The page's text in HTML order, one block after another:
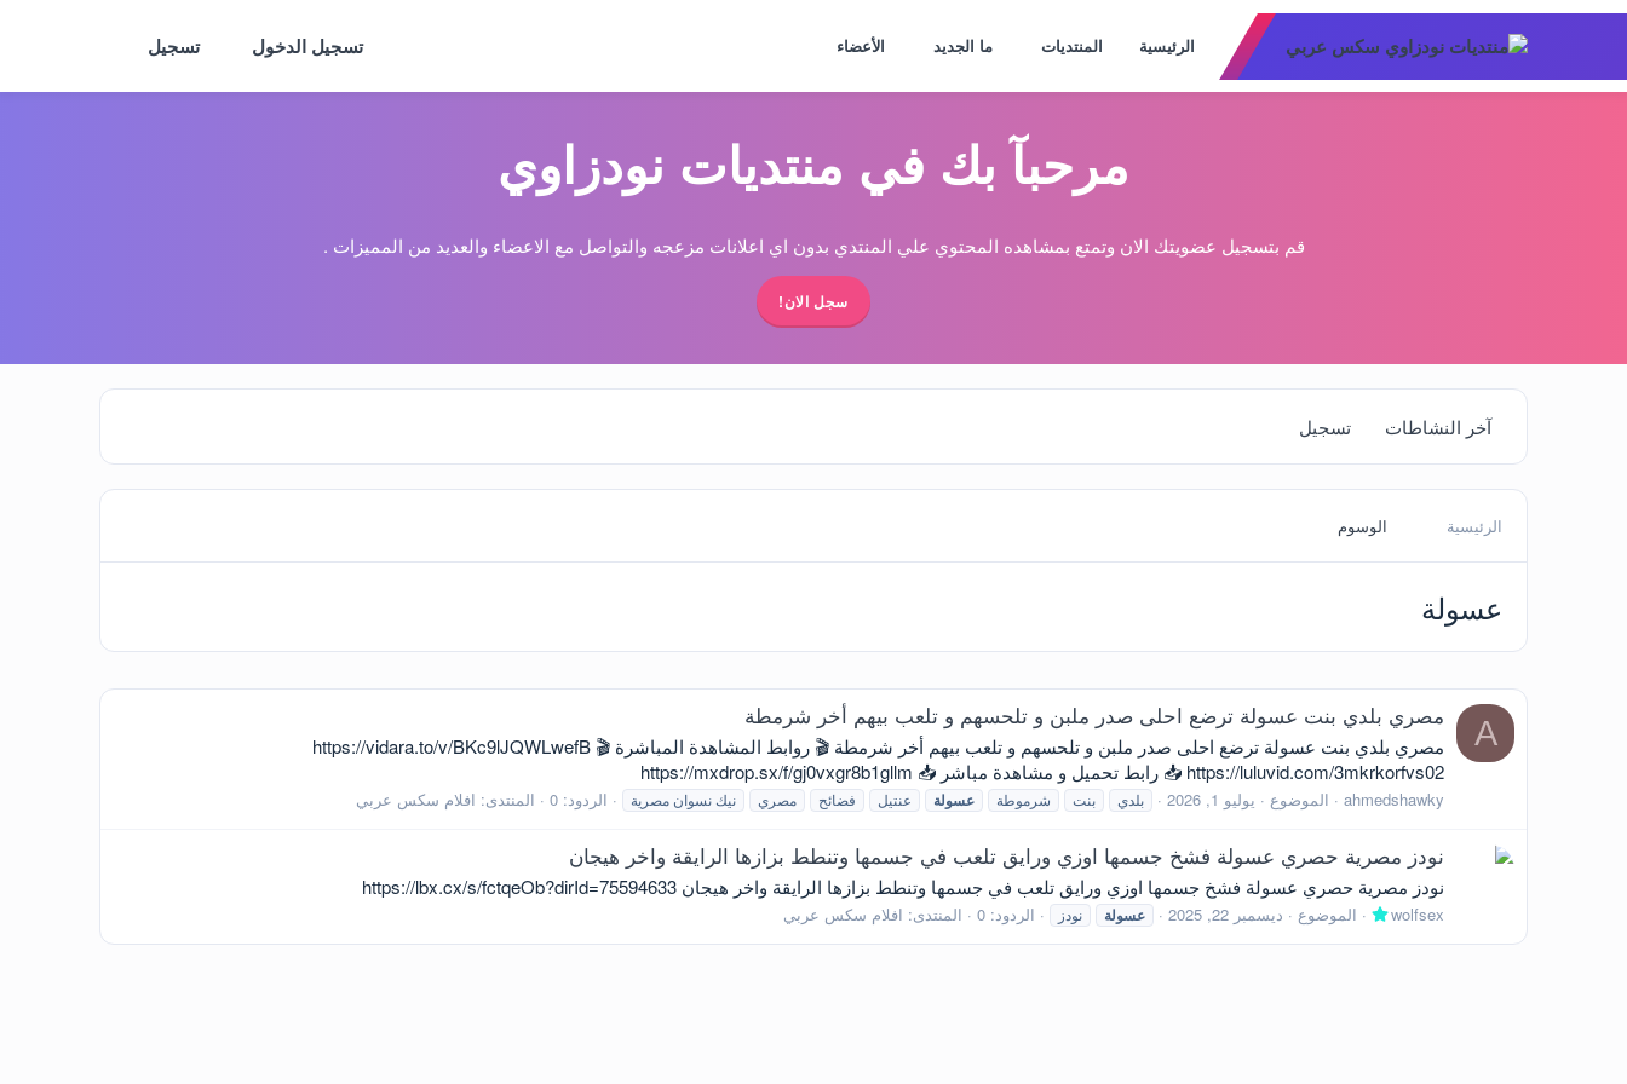
الرئيسية المنتديات ما الجديد الأعضاء تسجيل الدخول تسجيل
مرحبآ بك في منتديات نودزاوي
قم بتسجيل عضويتك الان وتمتع بمشاهده المحتوي علي المنتدي بدون اي اعلانات مزعجه والتواصل مع الاعضاء والعديد من المميزات .
سجل الان!
آخر النشاطات تسجيل
الرئيسية الوسوم
عسولة
A مصري بلدي بنت عسولة ترضع احلى صدر ملبن و تلحسهم و تلعب بيهم أخر شرمطة
مصري بلدي بنت عسولة ترضع احلى صدر ملبن و تلحسهم و تلعب بيهم أخر شرمطة 🎬 روابط المشاهدة المباشرة 🎬 https://vidara.to/v/BKc9lJQWLwefB
https://luluvid.com/3mkrkorfvs02 📥 رابط تحميل و مشاهدة مباشر 📥 https://mxdrop.sx/f/gj0vxgr8b1gllm
ahmedshawky الموضوع يوليو 1, 2026 بلدي بنت شرموطة عسولة عنتيل فضائح مصري نيك نسوان مصرية الردود: 0 المنتدى: افلام سكس عربي
نودز مصرية حصري عسولة فشخ جسمها اوزي ورايق تلعب في جسمها وتنطط بزازها الرايقة واخر هيجان
نودز مصرية حصري عسولة فشخ جسمها اوزي ورايق تلعب في جسمها وتنطط بزازها الرايقة واخر هيجان https://lbx.cx/s/fctqeOb?dirId=75594633
wolfsex الموضوع ديسمبر 22, 2025 عسولة نودز الردود: 0 المنتدى: افلام سكس عربي